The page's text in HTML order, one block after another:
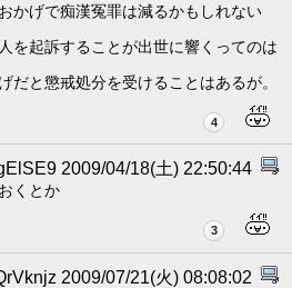
かげで痴漢冤罪は減るかもしれない
を起訴することが出世に響くってのは
だと懲戒処分を受けることはあるが。
4
2009/04/18(土) 22:50:44
くとか
3
2009/07/21(火) 08:08:02